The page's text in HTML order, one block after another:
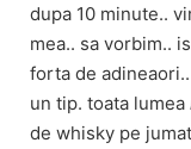
dupa 10 minute..
mea.. sa vorbim..
forta de
un tip. toata lumea
de whisky pe